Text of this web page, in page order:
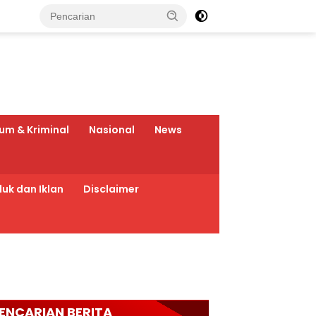
& Kriminal Nasional News
dan Iklan Disclaimer
BERITA